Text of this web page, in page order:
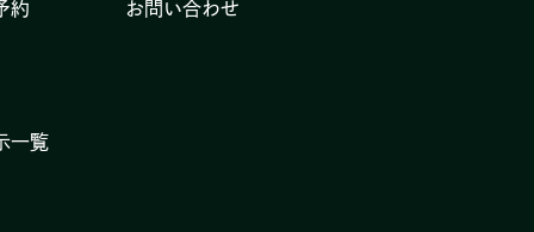
約
一覧
お問い合わせ